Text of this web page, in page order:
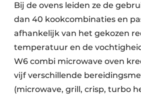
Bij de ovens leiden ze de
dan 40 kookcombinaties en
afhankelijk van het gekozen
temperatuur en de
W6 combi microwave oven
vijf verschillende
(microwave, grill, crisp, turbo